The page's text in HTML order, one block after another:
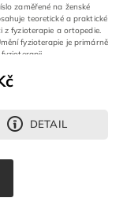
DETAIL
zaměřené na ženské
teoretické a praktické
z fyzioterapie a ortopedie.
fyzioterapie je primárně